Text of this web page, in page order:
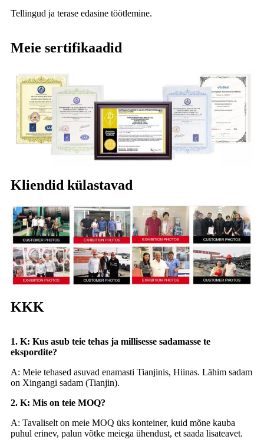
Tellingud ja terase edasine töötlemine.
Meie sertifikaadid
Kliendid külastavad
KKK
1. K: Kus asub teie tehas ja millisesse sadamasse te
ekspordite?
A: Meie tehased asuvad enamasti Tianjinis, Hiinas. Lähim sadam
on Xingangi sadam (Tianjin).
2. K: Mis on teie MOQ?
A: Tavaliselt on meie MOQ üks konteiner, kuid mõne kauba
puhul erinev, palun võtke meiega ühendust, et saada lisateavet.